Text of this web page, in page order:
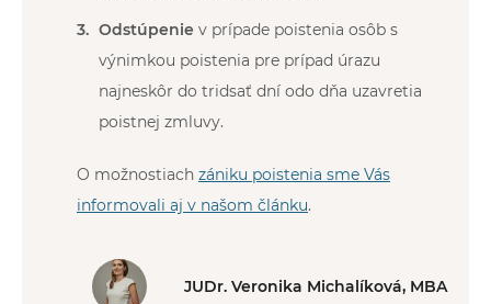
Odstúpenie v prípade poistenia osôb s
výnimkou poistenia pre prípad úrazu
najneskôr do tridsať dní odo dňa uzavretia
poistnej zmluvy.
O možnostiach zániku poistenia sme Vás
informovali aj v našom článku.
JUDr. Veronika Michalíková, MBA